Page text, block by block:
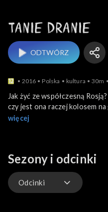
ODTWÓRZ
2016 Polska kultura 30m
Jak żyć ze współczesną
czy jest ona raczej kolosem
rosyjska dusza? Czy możemy ją
aktorem i muzykiem,
mieszkającym w Polsce.
więcej
Sezony i odcinki
Odcinki